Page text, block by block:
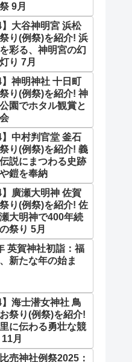
9月
】大谷神明宮 浜松
り(例祭)を紹介! 浜
彩る、神明宮の幻
り 7月
】神明神社 十日町
り(例祭)を紹介! 神
園でホタル観賞と
】中村判官堂 釜石
り(例祭)を紹介! 義
説にまつわる史跡
鎧を奉納
】廣瀬大明神 佐賀
り(例祭)を紹介! 佐
大明神で400年続
祭り 5月
英賀神社初詣：福
新たな年の始ま
】海士潜女神社 鳥
祭り(例祭)を紹介!
に伝わる勇壮な競
月
売神社例祭2025：